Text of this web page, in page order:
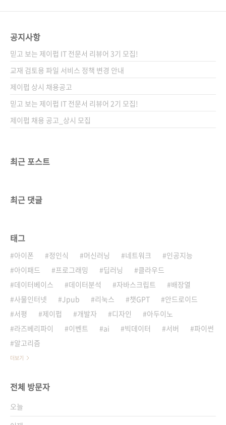
습니다. 《실습으로 완성하는 구글 클라우드 플
서비스(AWS)를 필두로 마이크로스프트 애저
(Azure)와 지금 소개해 드릴 구글 클라우드 플랫
폼(Google Cloud Platform, GCP)이 뒤를 바
짝 쫓고 있는데요. 이 구글 클라우드 플랫폼은 최
근 무섭게 성장하고 있습니다. 특히 구글의 ..
공지사항
믿고 보는 제이펍 IT 전문서 리뷰어 3기 모집!
교재 검토용 파일 서비스 정책 변경 안내
제이펍 상시 채용공고
믿고 보는 제이펍 IT 전문서 리뷰어 2기 모집!
제이펍 채용 공고_상시 모집
최근 포스트
최근 댓글
태그
아이폰 정인식 머신러닝 네트워크
인공지능
아이패드
프로그래밍 딥러닝
클라우드
데이터베이스
데이터분석 자바스크립트
배장열
사물인터넷
Jpub 리눅스 챗GPT
안드로이드
서평
제이펍 개발자 디자인
아두이노
라즈베리파이
이벤트 ai 빅데이터 서버
파이썬
알고리즘
더보기
전체 방문자
오늘